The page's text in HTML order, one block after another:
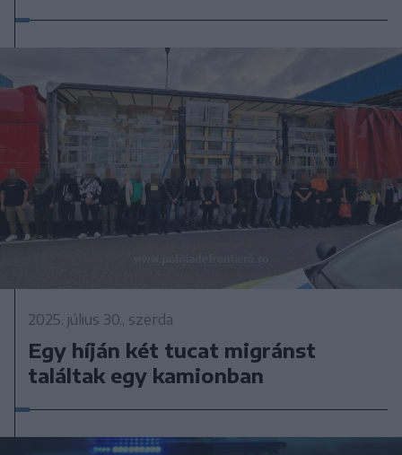
2025. július 30., szerda
Egy híján két tucat migránst
találtak egy kamionban